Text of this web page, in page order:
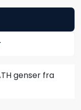
genser fra